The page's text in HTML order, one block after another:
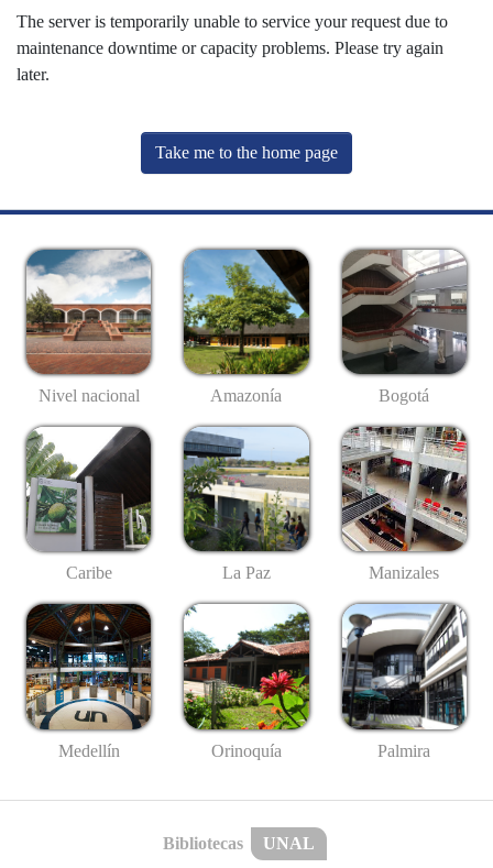
The server is temporarily unable to service your request due to
maintenance downtime or capacity problems. Please try again
later.
Take me to the home page
Nivel nacional Amazonía Bogotá
Caribe La Paz Manizales
Medellín Orinoquía Palmira
Bibliotecas UNAL